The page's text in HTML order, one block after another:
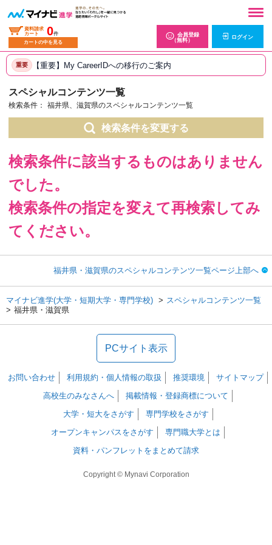
資料請求
カート
0件
カートの中を見る
会員登録
（無料）
ログイン
重要 【重要】My CareerIDへの移行のご案内
スペシャルコンテンツ一覧
検索条件： 福井県、滋賀県のスペシャルコンテンツ一覧
検索条件を変更する
検索条件に該当するものはありません
でした。
検索条件の指定を変えて再検索してみ
てください。
福井県・滋賀県のスペシャルコンテンツ一覧ページ上部へ
マイナビ進学(大学・短期大学・専門学校)
スペシャルコンテンツ一覧
福井県・滋賀県
PCサイト表示
お問い合わせ 利用規約・個人情報の取扱 推奨環境
サイトマップ
高校生のみなさんへ
掲載情報・登録商標について
大学・短大をさがす
専門学校をさがす
オープンキャンパスをさがす
専門職大学とは
資料・パンフレットをまとめて請求
Copyright © Mynavi Corporation